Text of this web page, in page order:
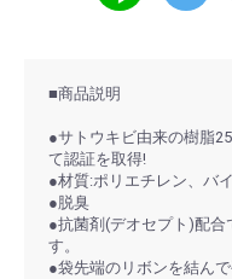
■商品説明
●サトウキビ由来の樹脂
て認証を取得!
●材質:ポリエチレン、バ
●脱臭
●抗菌剤(デオセプト)配合
す。
●袋先端のリボンを結ん